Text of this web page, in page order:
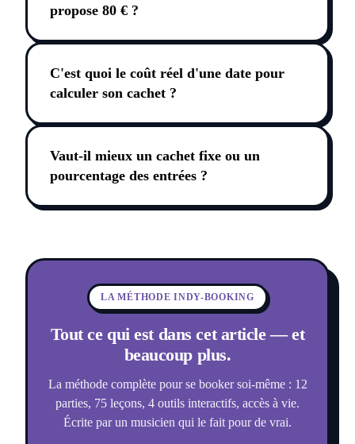
propose 80 € ?
C'est quoi le coût réel d'une date pour
calculer son cachet ?
Vaut-il mieux un cachet fixe ou un
pourcentage des entrées ?
LA MÉTHODE INDY-BOOKING
Tout ce qui est dans cet article — et
beaucoup plus.
La méthode complète pour se booker soi-même : 12
parties, 75 leçons, 4 outils interactifs, accès à vie.
Écrite par un musicien qui le fait pour de vrai.